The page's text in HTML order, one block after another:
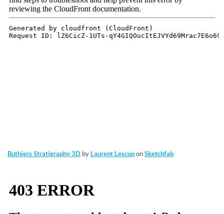
Buthiers Stratigraphy 3D by Laurent LescoponSketchfab